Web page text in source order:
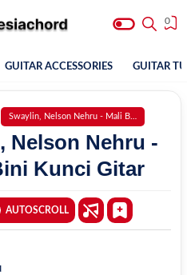
0
GUITAR ACCESSORIES GUITAR
Swaylin, Nelson Nehru - Mali Bulaka Bini
Nelson Nehru -
Kunci Gitar
AUTOSCROLL